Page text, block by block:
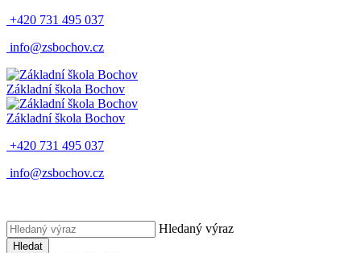
+420 731 495 037
info@zsbochov.cz
Základní škola Bochov
Základní škola Bochov
+420 731 495 037
info@zsbochov.cz
Hledaný výraz
Hledat